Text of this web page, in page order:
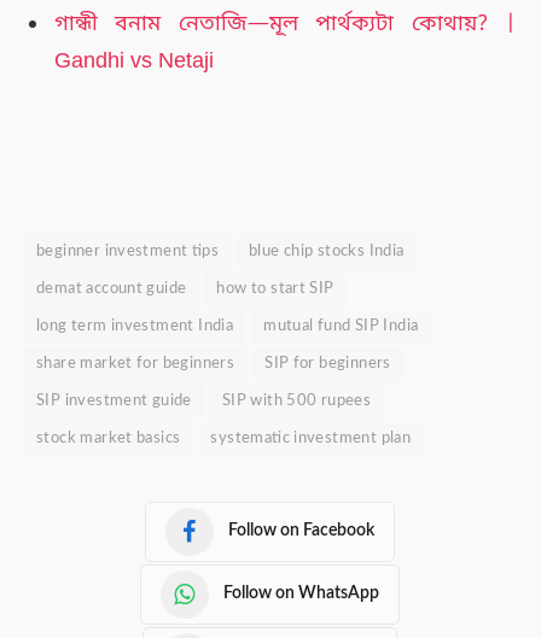
গান্ধী বনাম নেতাজি—মূল পার্থক্যটা কোথায়? |
Gandhi vs Netaji
beginner investment tips blue chip stocks India
demat account guide how to start SIP
long term investment India mutual fund SIP India
share market for beginners SIP for beginners
SIP investment guide SIP with 500 rupees
stock market basics systematic investment plan
Follow on Facebook
Follow on WhatsApp